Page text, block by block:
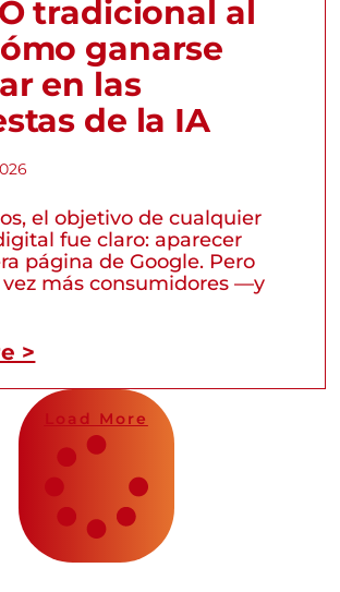
tradicional al
ganarse
en las
de la IA
el objetivo de cualquier
fue claro: aparecer
página de Google. Pero
vez más consumidores —y
>
Load More